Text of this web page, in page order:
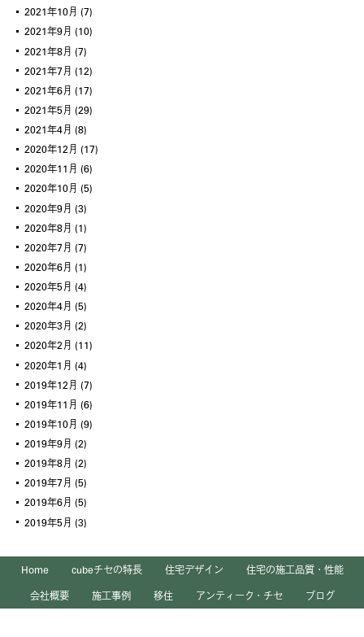
2021年10月 (7)
2021年9月 (10)
2021年8月 (7)
2021年7月 (12)
2021年6月 (17)
2021年5月 (29)
2021年4月 (8)
2020年12月 (17)
2020年11月 (6)
2020年10月 (5)
2020年9月 (3)
2020年8月 (1)
2020年7月 (7)
2020年6月 (1)
2020年5月 (4)
2020年4月 (5)
2020年3月 (2)
2020年2月 (11)
2020年1月 (4)
2019年12月 (7)
2019年11月 (6)
2019年10月 (9)
2019年9月 (2)
2019年8月 (2)
2019年7月 (5)
2019年6月 (5)
2019年5月 (3)
Home cubeチセの特長 住宅デザイン
住宅の施工品質・性能
会社概要
施工事例 移住 アンティーク・チセ ブログ